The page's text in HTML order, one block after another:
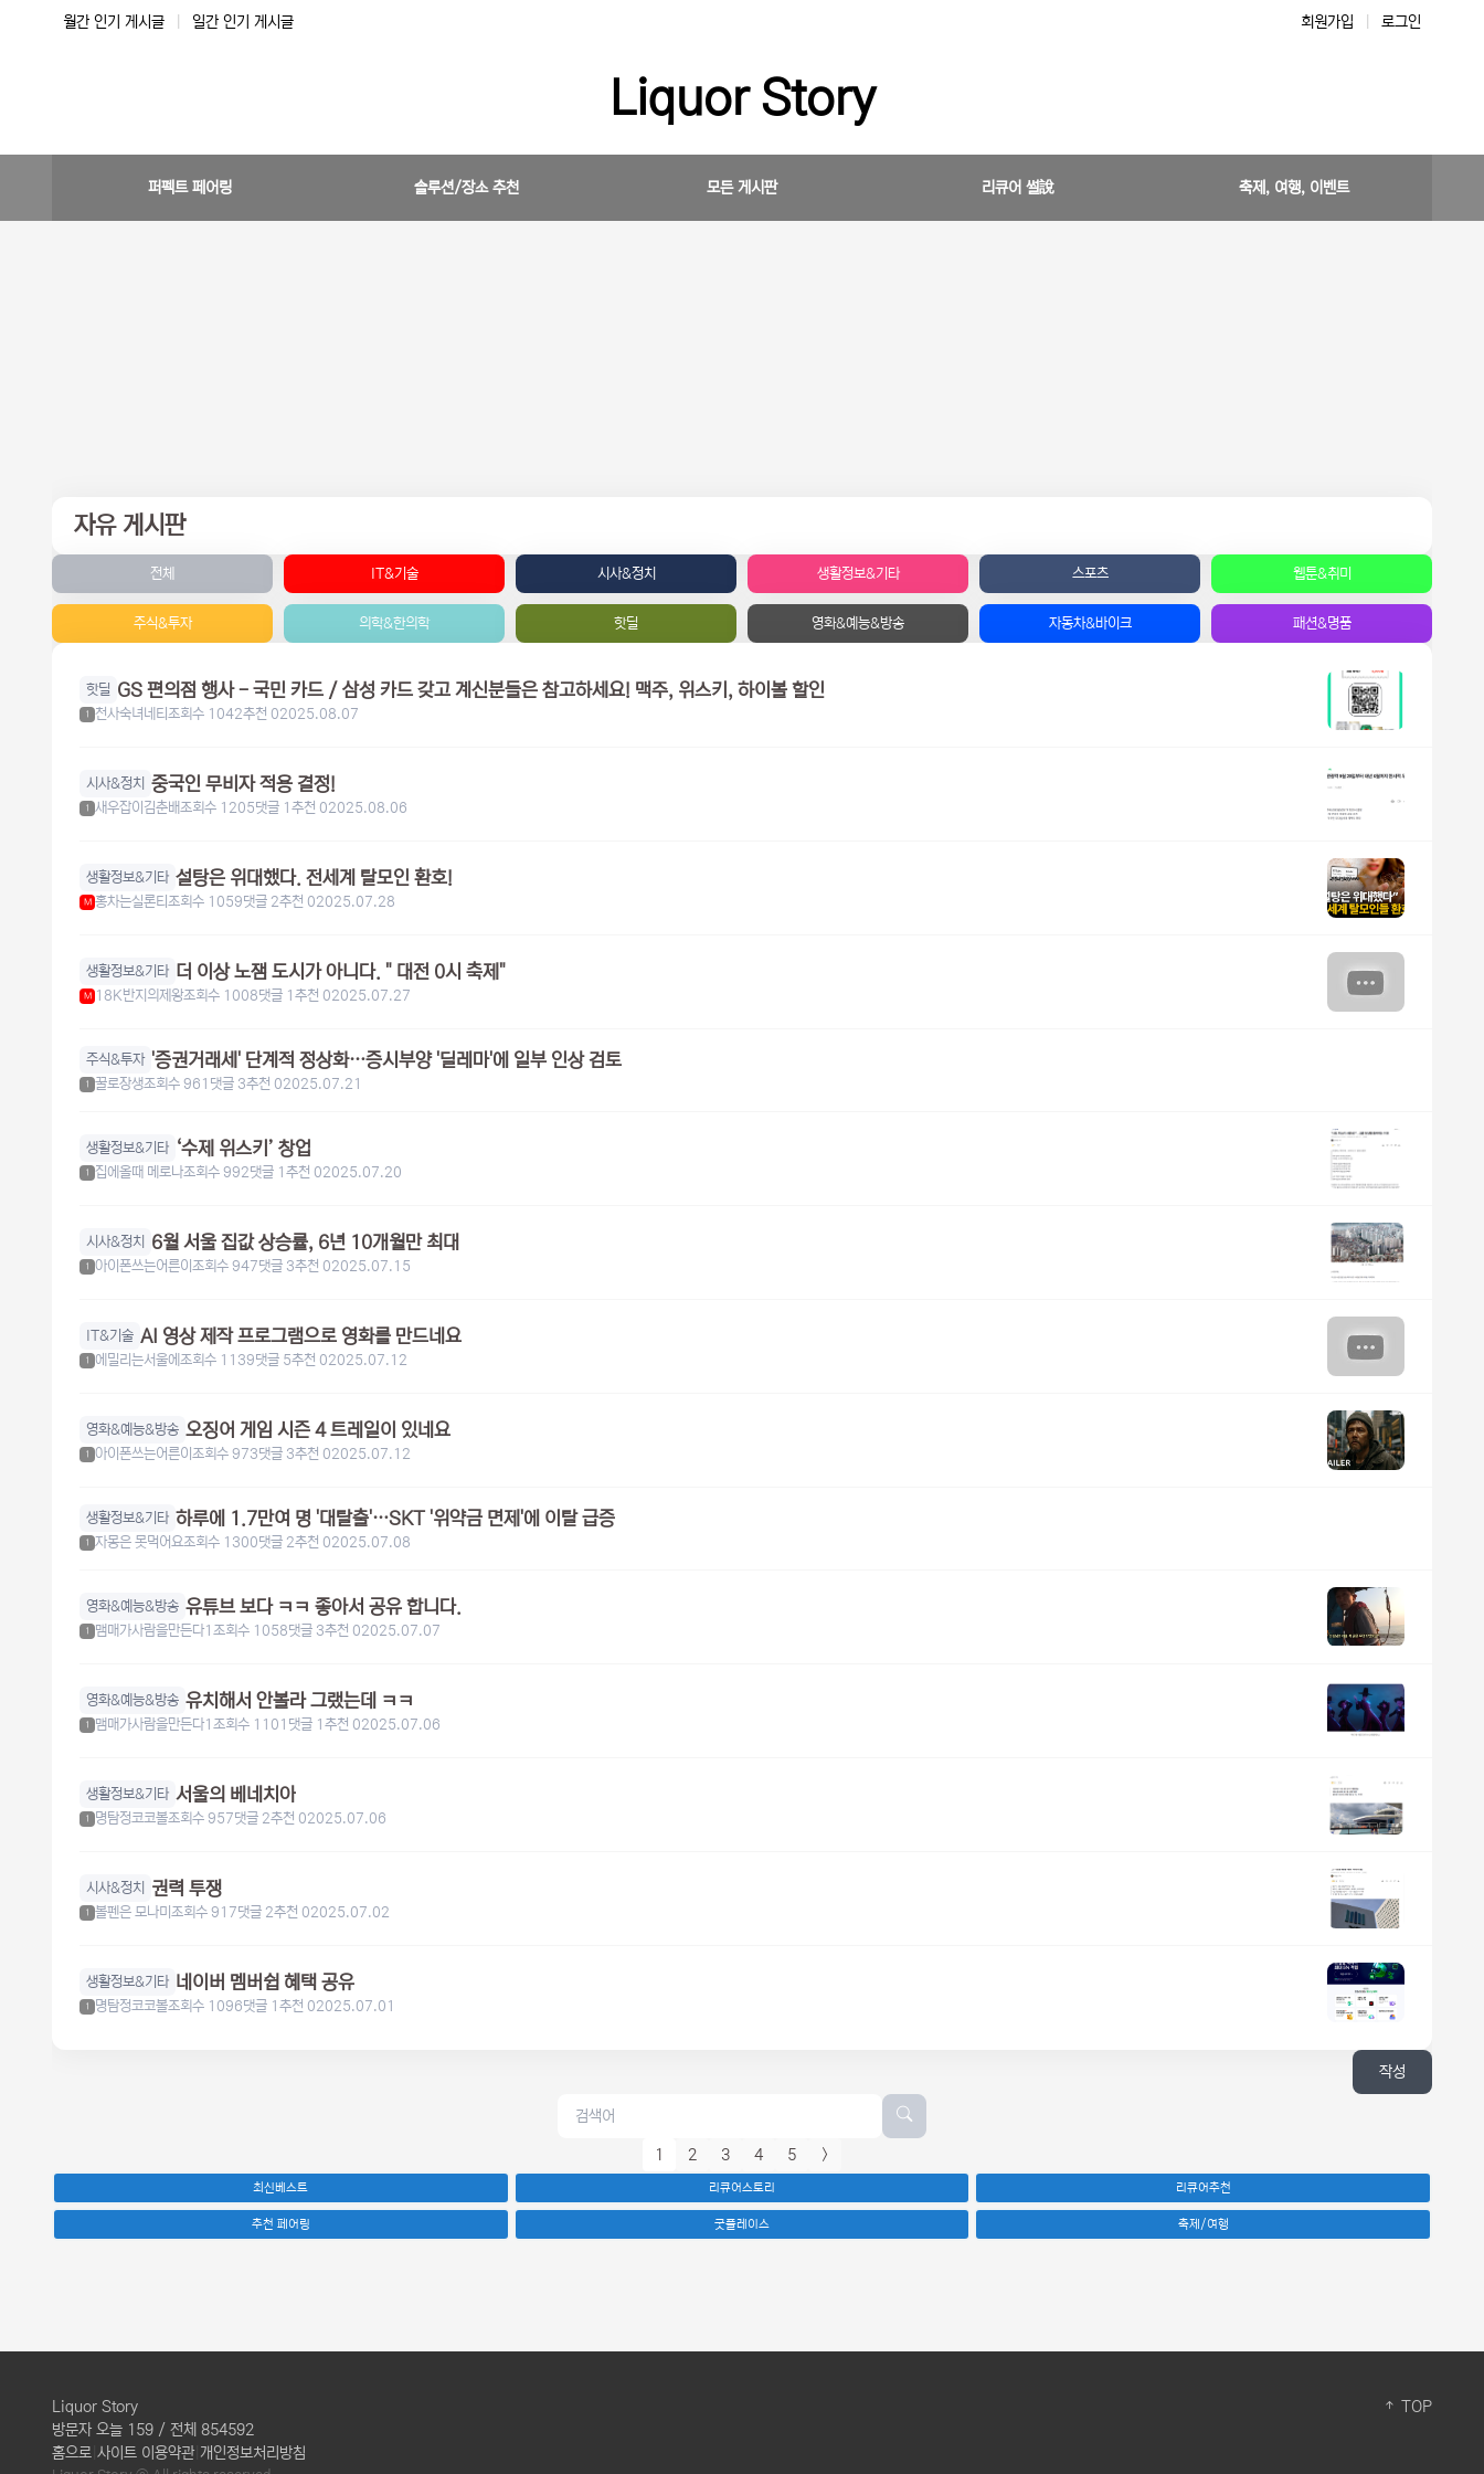
월간 인기 게시글 일간 인기 게시글 회원가입 로그인
Liquor Story
퍼펙트 페어링 솔루션/장소 추천 모든 게시판 리큐어 썰說 축제, 여행, 이벤트
자유 게시판
전체 IT&기술 시사&정치 생활정보&기타 스포츠 웹툰&취미
주식&투자 의학&한의학 핫딜 영화&예능&방송 자동차&바이크 패션&명품
핫딜 GS 편의점 행사 - 국민 카드 / 삼성 카드 갖고 계신분들은 참고하세요! 맥주, 위스키, 하이볼 할인
1 천사숙녀네티조회수 1042추천 02025.08.07
시사&정치 중국인 무비자 적용 결정!
1 새우잡이김춘배조회수 1205댓글 1 추천 02025.08.06
생활정보&기타 설탕은 위대했다. 전세계 탈모인 환호!
M 홍차는실론티조회수 1059댓글 2추천 02025.07.28
생활정보&기타 더 이상 노잼 도시가 아니다. " 대전 0시 축제"
M 18K반지의제왕조회수 1008댓글 1 추천 02025.07.27
주식&투자 '증권거래세' 단계적 정상화…증시부양 '딜레마'에 일부 인상 검토
1 꿀로장생조회수 961 댓글 3추천 02025.07.21
생활정보&기타 ‘수제 위스키’ 창업
1 집에올때 메로나조회수 992댓글 1 추천 02025.07.20
시사&정치 6월 서울 집값 상승률, 6년 10개월만 최대
1 아이폰쓰는어른이 조회수 947댓글 3추천 02025.07.15
IT&기술 AI 영상 제작 프로그램으로 영화를 만드네요
1 에밀리는서울에 조회수 1139댓글 5추천 02025.07.12
영화&예능&방송 오징어 게임 시즌 4 트레일이 있네요
1 아이폰쓰는어른이 조회수 973댓글 3추천 02025.07.12
생활정보&기타 하루에 1.7만여 명 '대탈출'…SKT '위약금 면제'에 이탈 급증
1 자몽은 못먹어요조회수 1300댓글 2추천 02025.07.08
영화&예능&방송 유튜브 보다 ㅋㅋ 좋아서 공유 합니다.
1 맴매가사람을만든다1 조회수 1058댓글 3추천 02025.07.07
영화&예능&방송 유치해서 안볼라 그랬는데 ㅋㅋ
1 맴매가사람을만든다1 조회수 1101 댓글 1 추천 02025.07.06
생활정보&기타 서울의 베네치아
1 명탐정코코볼조회수 957댓글 2추천 02025.07.06
시사&정치 권력 투쟁
1 볼펜은 모나미 조회수 917댓글 2추천 02025.07.02
생활정보&기타 네이버 멤버쉽 혜택 공유
1 명탐정코코볼조회수 1096댓글 1 추천 02025.07.01
작성
1 2 3 4 5 >
최신베스트 리큐어스토리 리큐어추천
추천 페어링 굿플레이스 축제/여행
Liquor Story
TOP
방문자 오늘 159 / 전체 854592
홈으로 사이트 이용약관| 개인정보처리방침